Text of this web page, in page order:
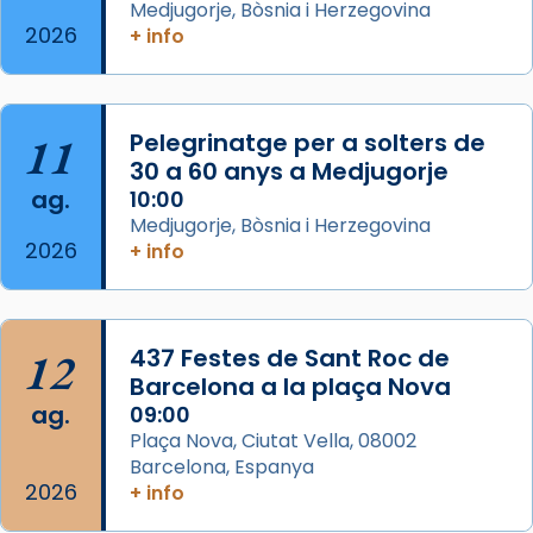
del Sant Pare Lleó XIV a Barcelona, i als
col·laboradors, a la Catedral de Barcelona.
L’arquebisbe de Barcelona, el cardenal Joan
Josep Omella, ha presidit la missa i l’ha
concelebrat el bisbe auxiliar de Barcelona,
Mons. David Abadías.
📸 Dr. G. Simón
Photo
View on Facebook · Share
Arquebisbat de Barcelona
2 weeks ago
Memòria de les santes Juliana i
Semproniana, verges i màrtirs.
Acompanyant la història de sant Cugat, a
partir de l’Edat Mitjana sorgeix la tradició
2026
Medjugorje, Bòsnia i Herzegovina
+ info
11
ag.
2026
Pelegrinatge per a solters de
30 a 60 anys a Medjugorje
10:00
Medjugorje, Bòsnia i Herzegovina
+ info
12
ag.
2026
437 Festes de Sant Roc de
Barcelona a la plaça Nova
09:00
Plaça Nova, Ciutat Vella, 08002
Barcelona, Espanya
+ info